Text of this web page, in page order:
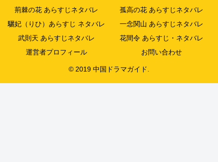
荊棘の花 あらすじネタバレ
孤高の花 あらすじネタバレ
驪妃（りひ）あらすじ ネタバレ
一念関山 あらすじネタバレ
武則天 あらすじネタバレ
花間令 あらすじ・ネタバレ
運営者プロフィール
お問い合わせ
© 2019 中国ドラマガイド.